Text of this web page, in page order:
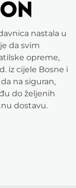
nastala u
da svim
opreme,
iz cijele Bosne i
na siguran,
do željenih
dostavu.